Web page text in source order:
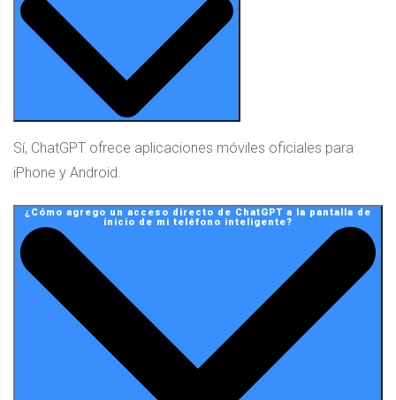
Sí, ChatGPT ofrece aplicaciones móviles oficiales para
iPhone y Android.
¿Cómo agrego un acceso directo de ChatGPT a la pantalla de
inicio de mi teléfono inteligente?